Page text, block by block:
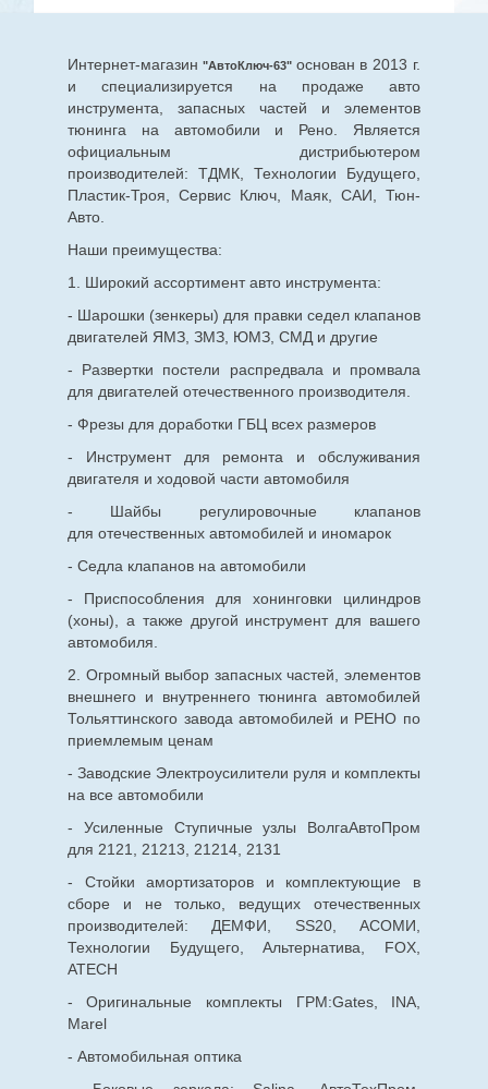
Интернет-магазин "АвтоКлюч-63" основан в 2013 г.
и специализируется на продаже авто
инструмента, запасных частей и элементов
тюнинга на автомобили и Рено. Является
официальным дистрибьютером
производителей: ТДМК, Технологии Будущего,
Пластик-Троя, Сервис Ключ, Маяк, САИ, Тюн-
Авто.
Наши преимущества:
1. Широкий ассортимент авто инструмента:
- Шарошки (зенкеры) для правки седел клапанов
двигателей ЯМЗ, ЗМЗ, ЮМЗ, СМД и другие
- Развертки постели распредвала и промвала
для двигателей отечественного производителя.
- Фрезы для доработки ГБЦ всех размеров
- Инструмент для ремонта и обслуживания
двигателя и ходовой части автомобиля
- Шайбы регулировочные клапанов
для отечественныхавтомобилей и иномарок
- Седла клапанов на автомобили
- Приспособления для хонинговки цилиндров
(хоны), а также другой инструмент для вашего
автомобиля.
2. Огромный выбор запасных частей, элементов
внешнего и внутреннего тюнинга автомобилей
Тольяттинского завода автомобилей и РЕНО по
приемлемым ценам
- Заводские Электроусилители руля и комплекты
на все автомобили
- Усиленные Ступичные узлы ВолгаАвтоПром
для 2121, 21213, 21214, 2131
- Стойки амортизаторов и комплектующие в
сборе и не только, ведущих отечественных
производителей: ДЕМФИ, SS20, АСОМИ,
Технологии Будущего, Альтернатива, FOX,
ATECH
- Оригинальные комплекты ГРМ:Gates, INA,
Marel
- Автомобильная оптика